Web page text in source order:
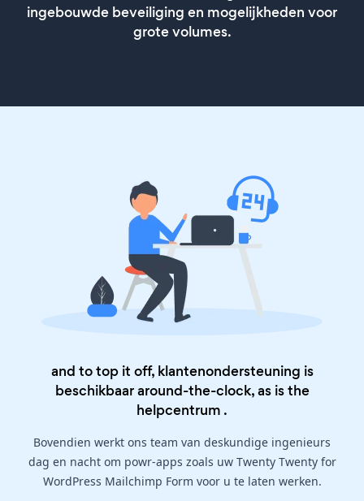
ingebouwde beveiliging en mogelijkheden voor
grote volumes.
and to top it off, klantenondersteuning is
beschikbaar around-the-clock, as is the
helpcentrum .
Bovendien werkt ons team van deskundige ingenieurs
dag en nacht om powr-apps zoals uw Twenty Twenty for
WordPress Mailchimp Form voor u te laten werken.